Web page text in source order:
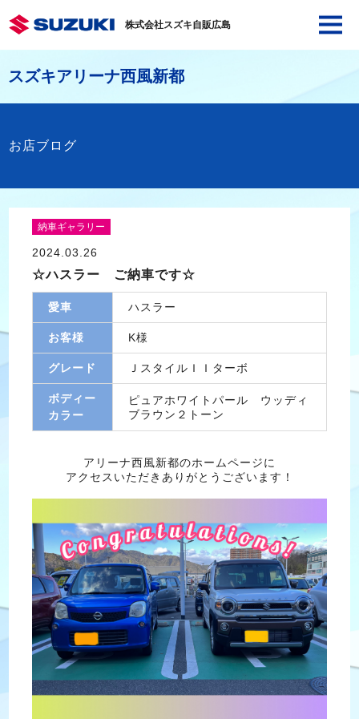
株式会社スズキ自販広島
スズキアリーナ西風新都
お店ブログ
納車ギャラリー
2024.03.26
☆ハスラー ご納車です☆
愛車 ハスラー
お客様 K様
グレード ＪスタイルＩＩターボ
ボディー
カラー
ピュアホワイトパール ウッディ
ブラウン２トーン
アリーナ西風新都のホームページに
アクセスいただきありがとうございます！